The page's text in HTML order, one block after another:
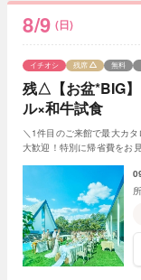
8/9 (日)
残△【お盆*BIG
ル×和牛試食
イチオシ 残席 無料
＼1件目のご来館で最大カ
大歓迎！特別に帰省費をお